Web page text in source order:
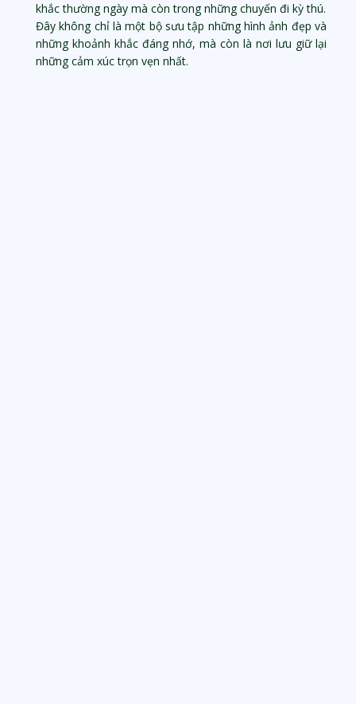
khắc thường ngày mà còn trong những chuyến đi kỳ thú.
Đây không chỉ là một bộ sưu tập những hình ảnh đẹp và
những khoảnh khắc đáng nhớ, mà còn là nơi lưu giữ lại
những cảm xúc trọn vẹn nhất.